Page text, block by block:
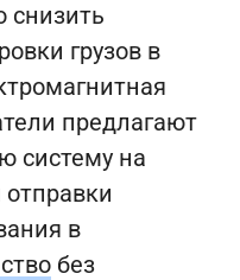
снизить
грузов в
предлагают
систему на
в
без